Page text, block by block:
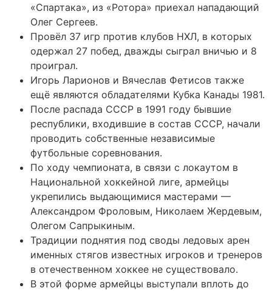
«Спартака», из «Ротора» приехал нападающий
Олег Сергеев.
Провёл 37 игр против клубов НХЛ, в которых
одержал 27 побед, дважды сыграл вничью и 8
проиграл.
Игорь Ларионов и Вячеслав Фетисов также
ещё являются обладателями Кубка Канады 1981.
После распада СССР в 1991 году бывшие
республики, входившие в состав СССР, начали
проводить собственные независимые
футбольные соревнования.
По ходу чемпионата, в связи с локаутом в
Национальной хоккейной лиге, армейцы
укрепились выдающимися мастерами —
Александром Фроловым, Николаем Жердевым,
Олегом Сапрыкиным.
Традиции поднятия под своды ледовых арен
именных стягов известных игроков и тренеров
в отечественном хоккее не существовало.
В этой форме армейцы выступали вплоть до